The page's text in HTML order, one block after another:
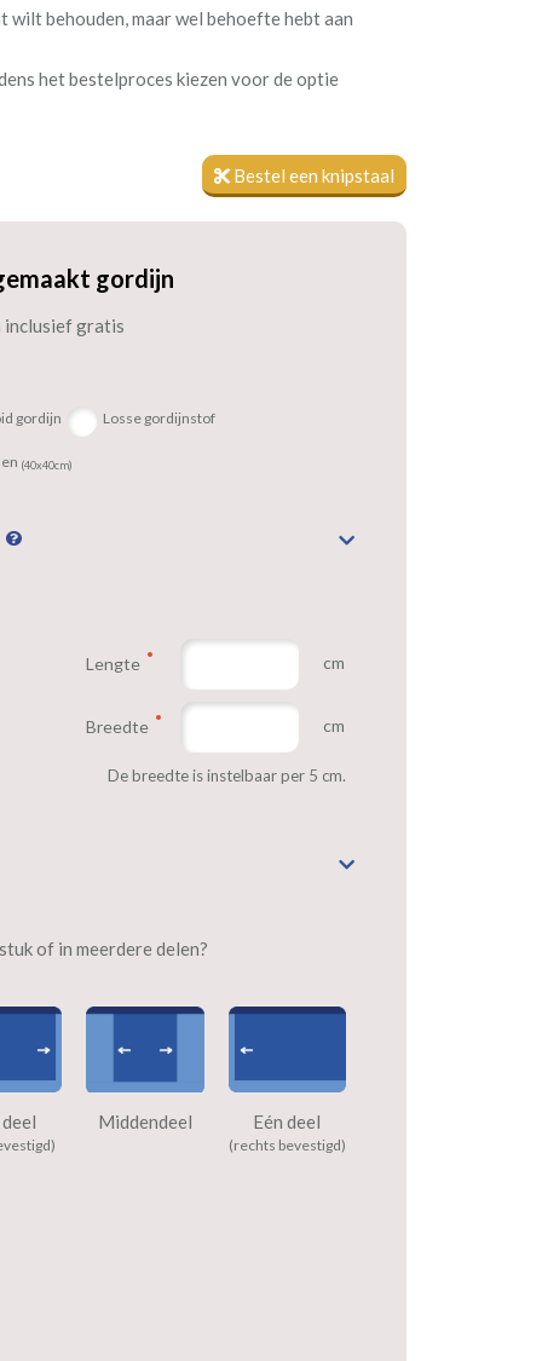
behouden, maar wel behoefte hebt aan
het bestelproces kiezen voor de optie
Bestel een knipstaal
gordijn
inclusief gratis
gordijn Losse gordijnstof
(40x40cm)
Lengte cm
Breedte cm
De breedte is instelbaar per 5 cm.
of in meerdere delen?
Middendeel Eén deel
(rechts bevestigd)